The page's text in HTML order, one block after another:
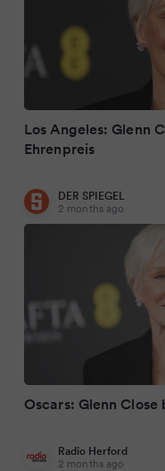
Los Angeles: Glenn
Ehrenpreis
DER SPIEGEL
2 months ago
Oscars: Glenn
Radio Herford
2 months ago